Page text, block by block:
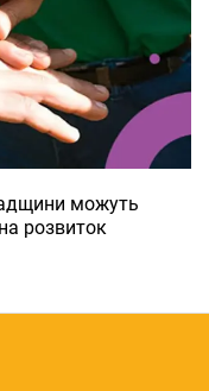
можуть
розвиток